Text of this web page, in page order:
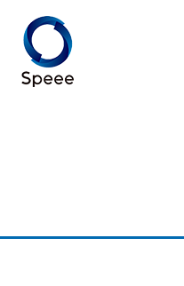
Speeeとは